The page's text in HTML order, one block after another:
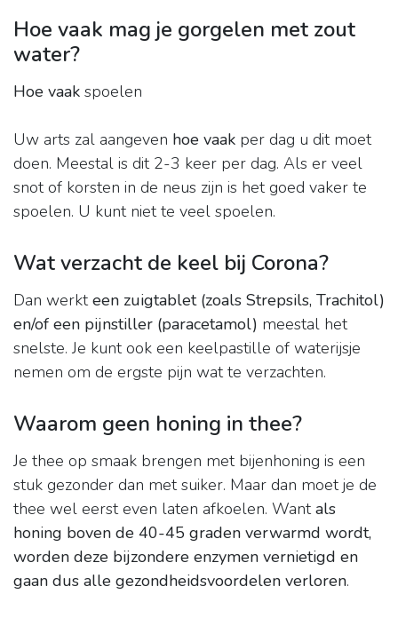
Hoe vaak mag je gorgelen met zout
water?
Hoe vaak spoelen
Uw arts zal aangeven hoe vaak per dag u dit moet
doen. Meestal is dit 2-3 keer per dag. Als er veel
snot of korsten in de neus zijn is het goed vaker te
spoelen. U kunt niet te veel spoelen.
Wat verzacht de keel bij Corona?
Dan werkteen zuigtablet (zoals Strepsils, Trachitol)
en/of een pijnstiller (paracetamol) meestal het
snelste. Je kunt ook een keelpastille of waterijsje
nemen om de ergste pijn wat te verzachten.
Waarom geen honing in thee?
Je thee op smaak brengen met bijenhoning is een
stuk gezonder dan met suiker. Maar dan moet je de
thee wel eerst even laten afkoelen. Wantals
honing boven de 40-45 graden verwarmd wordt,
worden deze bijzondere enzymen vernietigd en
gaan dus alle gezondheidsvoordelen verloren.